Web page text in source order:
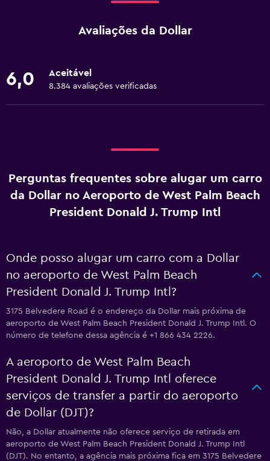
Avaliações da Dollar
6,0 Aceitável
8.384 avaliações verificadas
Perguntas frequentes sobre alugar um carro
da Dollar no Aeroporto de West Palm Beach
President Donald J. Trump Intl
Onde posso alugar um carro com a Dollar
no aeroporto de West Palm Beach
President Donald J. Trump Intl?
3175 Belvedere Road é o endereço da Dollar mais próxima de
aeroporto de West Palm Beach President Donald J. Trump Intl. O
número de telefone dessa agência é +1 866 434 2226.
A aeroporto de West Palm Beach
President Donald J. Trump Intl oferece
serviços de transfer a partir do aeroporto
de Dollar (DJT)?
Não, a Dollar atualmente não oferece serviço de retirada em
aeroporto de West Palm Beach President Donald J. Trump Intl
(DJT). No entanto, a agência mais próxima fica em 3175 Belvedere